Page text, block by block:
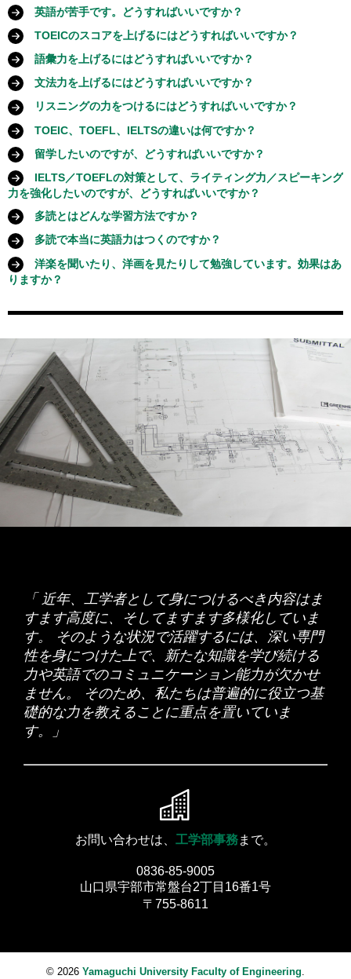
English Laboratoryの略で、授業外で英語の学習をサポートする
サービスです。詳しくは以下を参照してください。工学教育研究
センター「E-Labについて」
英語が苦手です。どうすればいいですか？
「苦手」と決めつけたのは誰でしょうか？ もし自分でそう思っ
ているだけなら、忘れた方がいいでしょう。「苦手だ、苦手だ、
……」と自分に言い聞かせながら無理やり勉強して、あなたの脳
は喜んで学習しようとするでしょうか？
1. 自分で自分の限界を設定するのを止める。 ことばの学習は、何
か特別な才能がある人だけができるようになる、というものでは
ありません。練習すれば基本的に使えるようになるものです。
（もちろん、そこからさらに、作家や詩人のレベルまで英語を自
由自在に操れるようになるには……となると、それはまた別のお
話です。）
に付けたいのかを考える。漠然と「英語ができたらいいなあ」と
思っているだけでは、いつまで経ってもそのままです。あなたが
英語を必要と考えるのはどんなことでしょうか。どんなことをし
たいために英語を身に付けたいのでしょうか？ 例えば、
研究（プレゼン）のため
就職（そこで求められている英語力は？）のため
海外旅行のため
洋画を楽しむため
友達をおしゃべりするため
卒業するため
3.身に付けたい英語から練習を始める。
自分にとって必要と思う
ものから始めるべきです。ねらいを絞って、その英語を身に付け
るために、とにかく行動することです。何もせず待っていても、
何も起こりません。
強すればいいか分かりません」などと言う人がありますが、そう
言う人は、まだ何も自分で始めてさえいないからです。
また、何かで耳にして「シャドーイングすればペラペラになるん
だって」と言う人も、そう言っているだけではそのままです。実
際に自分でやってみてください。やってみなければ、どれくらい
の練習でどれくらいできるようになるか、分かりようがありませ
ん。
4.自分の学習を観察・分析する。
中にTOEIC 900点を突破した人もいます。
いろいろ試してみた上で、例えば「どうしても〇〇のタイプのリ
スニングがうまくいかない」等々、具体的に自分の課題が見えて
きて、それをどう解決したらいいか困っているのなら、英語教員
応援しています。Enjoy the process of your learning!
TOEICのスコアを上げるにはどうすればいいですか？
この質問をする人のほとんどが、まだ自分でその練習を本気で始
めていない人です。目標がTOEICスコアと定まっているのなら、
そのための練習をとにかく何かすぐに始めるべきでしょう。
（「分かっちゃいるけど……」ですね。）
実際に練習を始めれば、さらにどういう学習をどのように進めて
行けば良いか、自分はどこを強化すべきか、それにはどうすべき
か、等々、次々にすべきことが見えてきます。
いろいろ試してみた上で、例えば「どうしてもPART 4が伸びな
い」等々、具体的に自分の課題が見えてきて、そこでどうすべき
か困っているのなら、英語教員やE-Lab等、ぜひ相談してくださ
応援しています。Enjoy the process of your learning!
語彙力を上げるにはどうすればいいですか？
まだ自分では何も行動を起こしていない人は、とにかくまず始め
てください。何もしないで身に付く方法はありません。単語に
も、覚え方にも、人それぞれ相性があります。まず、自分でやっ
てみないことには、
どんな学習方法が自分に向いているか
さえわかりません。
これまで自分でいろいろと試してみたけれど（例えば、単語帳、
アプリ、暗記ペン、フラッシュカード、付箋に単語を書いて家中
に貼りまくる、自分で単語を発音して録音・再生する、目に入る
物を次から次へと英語で言う、辞書をすべて読む・食べる、
等々）、それでもどうもうまくいかないという人は、以下の方法
もぜひ試してみてください。
1. 単語の覚え方（秘伝）
2.続・単語の覚え方
「１」を試してみた人は,「２」に書いてあることが実感できる
ださい。自分で使う気があるのとないのとでは、記憶の強さは歴
然としています。
自分にとってこの単語は必要だ、覚える必要があると思うもの
を、リストの中だけで記憶するのではなくて、その単語を使う場
面、フレーズ、文、等々をいくつも思い浮かべて（イメージトレ
ーニング）、自分でその単語を使ってみてください（代入法）。
その状況の中でその単語がセットで記憶され、それが使えるよう
になります。
応援しています。Enjoy the process of your learning!
文法力を上げるにはどうすればいいですか？
そのためにこれまでどんなことをやってみましたか？何もしない
でこの質問だけをしている人は、とにかくまず何か始めることで
す。なぜ文法が必要なのか（あるとどんなに役立つのか）、何も
しない内は分かりようがないはずです。そのため、どんなアドバ
イスを聞いても、全くピンとこないはずです。
基礎の基礎からやり直したいと考えている人は、ごく薄い文法書
てみてください。全体像を掴むのがねらいです。細かなところを
あまりに気にせず、どんどん進んでください。その時の姿勢は、
スポーツやゲームのルールを全体的に理解する
ってみてください。ルールや規則が分からなければ、それに参加
することさえできませんね。
すね。あなたは英語を専攻している学生ではないですね。他に学
びたいことが山ほどあって、そんな時間はないはずです。
その文法書を「辞書として」活用
してみてください。１ページ目
から読んでいくのではなく、分からない構文や文法事項に出会っ
たときに、その文法書を「引いて」その関連項目のところだけ読
んで、仕組みを理解してください。理解できたら、文法書は閉じ
て、先へ先へと進みましょう。そうやって、自分が必要となるも
の（出会ったもの）から知識をどんどん蓄えていってください。
文法や構文は、そう言われれば（テストなどで）分かるけど、実
際の英文や会話の中では気付けない、ましてや自分では使えな
い……という人、あと少しです！「引き出しから取り出す」練習
をしましょう。その構文や文法を使って、入れ替え練習（代入
使えるようにするには、実際にそれを使う練習が必要なのです。
あることが「分かる」ということと、それが「できる」というこ
とは、全く別のことですね。桜木花道が、あれほど人並外れた運
動神経を持っていても、なぜ２万本のフリースローを１本１本打
つ必要があったのか……。言語の習得も同じです。
応援しています。Enjoy the process of your learning!
リスニングの力をつけるにはどうすればいいですか？
リスニングを強化するために、どんなことをしましたか？ １つ
も挙げられない人、本気で取り組んだことがない人、いわゆる
「裏技」だけ知りたい人などは、どんなアドバイスを聞いても、
その意味も、効果も、全く理解できないはずです。とにかく自分
からまず何か始めてください。そして、自分の状況を観察してく
ださい。
実際に何かすでに取り組んでみた上で、どうも自分のリスニング
でどこに焦点を当てて練習・強化していけばいいのか……と困っ
ている人は、以下の指針を参考にして、具体的に自分のリスニン
グの問題はどこにあるのかを観察してみてください。一般に、
「聴き取れる！」となるまでに、以下のようなレベルをその瞬間
考えられています。
Level １： 語彙が分かるかどうか。
Level ２： 語彙の音が分かるかどうか。
Level ３： 文構造（パタン、かたまり、つながり）が分かるか
どうか。
Level ４： すべて「見れば」分かるものが、音のスピードにつ
いていけるか。
↓
「聴き取れる！」
大変なことをやってのけているわけですね。そこで、そのどの
Levelでつまずくことが多いのか、自分のリスニングを観察・分
析してみてください。つまずくところは、同じ人でも、場面ごと
に、英文ごとに、その都度変わってきます。実際に自分がその時
応援しています。Enjoy the process of your learning!
TOEIC、TOEFL、IELTSの違いは何ですか？
大まかに、以下の違いがあります。
TOEIC：日常生活における英語でのコミュニケーション能力を測
定するテスト
TOEFL ：主に、米国およびその系列の大学・大学院に進学する
ために必要な英語力を測定するテスト
IELTS：主に、英国およびその系列の大学・大学院に進学するた
めに必要な英語力を測定するテスト
TOEIC：日常生活における英語でのコミュニケーション能力を測
定するテスト
それぞれの客観テストのHPを参照してください。
留学したいのですが、どうすればいいですか？
どんな留学をしたいのか、考えていますか？
✔ 語学留学をしたいのなら、条件さえ整えば、ほぼいつでも行く
ことはできるはずです。考えるべきことは、以下のようなことで
す:
留学プログラム（自分が利用できるものはあるか）
期間（何週間、何か月か、等）
場所（どの国のどの都市へか）
費用
留学中の目標・目的（みっちりトレーニングを受けたい、まず海
外に行ってみたい、観光もしてみたい、現地のアクティビティに
参加してみたい、等々）もさまざまです。
✔ 大学・大学院への進学を考えているのなら、
それ相応の準備（少なくとも１年間以上）が必要です。上に示し
た渡航自体に関わることの前に、
分の研究活動等）を明確にすること
が極めて重要です。それに応
そして、英語力です。留学したいと考えているということですの
で、TOEFLやIELTSについては承知のことと思います。留学生の
受け入れについては、各大学ごとに、基準となるスコアが設定さ
れています。募集要項等を確認して、その基準スコアの英語力を
事前に付けて準備しておく必要があります。それに間に合わなけ
れば、現地に行ってから語学学校へ行って（３か月、半年、１年
間等）その力をつけてから、再チャレンジということもありま
す。
応援しています。Enjoy the process of your learning!
IELTS／TOEFLの対策として、ライティング力／スピーキング
力を強化したいのですが、どうすればいいですか？
自分でもいろいろやってみてはいるんだけれど……という人は、
ぜひ、E-Labや英語教員に、具体的に相談してみてください。
工学教育研究センター「
過去の先輩の例を挙げると、E-Labを活用して、以下のようなト
得し、先方の大学（英国等）への受け入れを許可された学生が何
IELTS／TOEFLで出題されるスピーキングの練習。英語
話者の教員の元で継続的に行って、論理的に、明確に、自
分の考えを述べるトレーニング。
IELTS／TOEFLで出題されるエッセイ・ライティングの
練習。毎週１つ（あるいは２つ）の英文エッセイを書いて
教員宛にメールで送信し、採点基準に則した添削指導を受
けるトレーニング。
輩たちは、「自分は近い将来必ず留学するんだ！」と心に決め
て、海外へ出掛けることさえできなかったコロナ禍の只中にあっ
ても、弛まずトレーニングを続けていました。
応援しています。Enjoy the process of your learning!
多読とはどんな学習方法ですか？
読むこと自体をトレーニングして、その言語を学習していく方法
です。英語（外国語）の場合、それを非常に簡単で読みやすい本
から始めます。精読（辞書をみっちり引いて一字一句すべて和訳
していくくらいまで綿密に読む方法）とは異なり、楽しみながら
ことのできる学習法です。その要は、量です。何百冊、何万単語
ースで、進めていきます。
多読の読み方の基本は以下のとおりです。
辞書は引かない。
読書中は、その流れを止めず、英語のま
ま理解しようとする。（この時、挿絵などを見ながら読む
ことでとても効果が高まる）どうしても確認したい語は、
読書後、辞書を引く。
分からないところは飛ばす。８〜９割理解できる本を選
ぶ。その上で、分からないところに出くわしたら、想像し
ながら、読み進む。
つまらなくなったらやめる。
厚めの本を読むようになった
時のアドバイス。楽しめないものを我慢して読むのではな
く、楽しめるものを次々と見つけて読む。(自分で自分の
工学部図書館にも「多読コーナー」があります。山口大学図書館
のHPにも、おすすめのシリーズや多読記録の付け方などの情報
があります。
山口大学図書館→「語→学習用の資料を利用する」→
多読で本当に英語力はつくのですか？
つきます。10年程前から日本でも再注目され、豊田高専や順天堂
大学、関西大学他、今では多くの教育機関で導入され、その成果
がデータ（TOEICスコアの伸びなど）として発表されています。
豊田高専における英語多読授業の成果と課題
重要なことは、
ことです。やってみたことがある人は分
かると思いますが、１冊や２冊読んだところで何の変化も感じら
れないでしょう。読んだ本の内容から知識を得ようとするのが主
たる目的ではないからです。多読は、読むこと自体をトレーニン
グして、その言語を学習していく方法です。その要は量にありま
す。何百冊、何万単語のスケールで読むという意識に切り替える
必要があります。だからこそ、まず自分の力量を知り、自分が楽
しめるものを自分で見つけられるようになることがとても重要で
す。それができるようになると、どんどん読み進めることができ
るようになります。
ば、何も情報は得られません。こうした主体的に英語を理解しよ
うとする力をトレーニングすると、
リスニング力も向上していき
ます。そのデータも様々報告されています。音速で流れてくる英
語の情報をその速度で理解できるようになるという、情報処理の
力がついていくからです。
ぜひ試してみてください！Enjoy your reading!
洋楽を聞いたり、洋画を見たりして勉強しています。効果はあ
りますか？
ことは、もう何となく自分でその答えを実感しているのではない
上には効果はないでしょう。（映画評論家になるような方は年間
数百本も観るそうですが、皆さん英語やその他の言語にご堪能で
しょうか……？） 自分が映画を楽しんでいる時の様子を客観的
に考えてみてください。言語情報は字幕で得て、音声情報に関し
ては、ほとんど無意味音が「頭の中を通らずに」流れていってい
るだけの状態に近いのではないでしょうか。「今日は洋画を見た
から、英語の勉強を２時間もした！」と、根拠のないなぐさめく
らいにはなるかもしれませんが……。
ですが、トレーニングの目的を持って洋楽や洋画を活用する
うのであれば、もちろん、話は別です。例えば、
流れてくる言語に集中して、その台詞を自分の力で聴き
練習する。
音楽に合わせて（そのスピードで）言えるようになるま
で声に出す。
カラオケで歌っている自分の英語を録音し、オリジナル
と英語を比較する。
洋画を
1. 字幕なしで観る
2. 日本語字幕で観る
4. その過程で理解できなかった語や音を調べる
繰り返し観たいくらい大好きな洋画であれば、上の1)〜
5)を何度も繰り返す。
キュルと同じ箇所を何度も何度も巻き戻しては再生し、聴き取ろ
「 近年、工学者として身につけるべき内容はま
すます高度に、そしてますます多様化していま
す。 そのような状況で活躍するには、深い専門
性を身につけた上で、新たな知識を学び続ける
力や英語でのコミュニケーション能力が欠かせ
ません。 そのため、私たちは普遍的に役立つ基
礎的な力を教えることに重点を置いていま
す。」
お問い合わせは、 工学部事務まで。
0836-85-9005
山口県宇部市常盤台2丁目16番1号
〒755-8611
© 2026 Yamaguchi University Faculty of Engineering